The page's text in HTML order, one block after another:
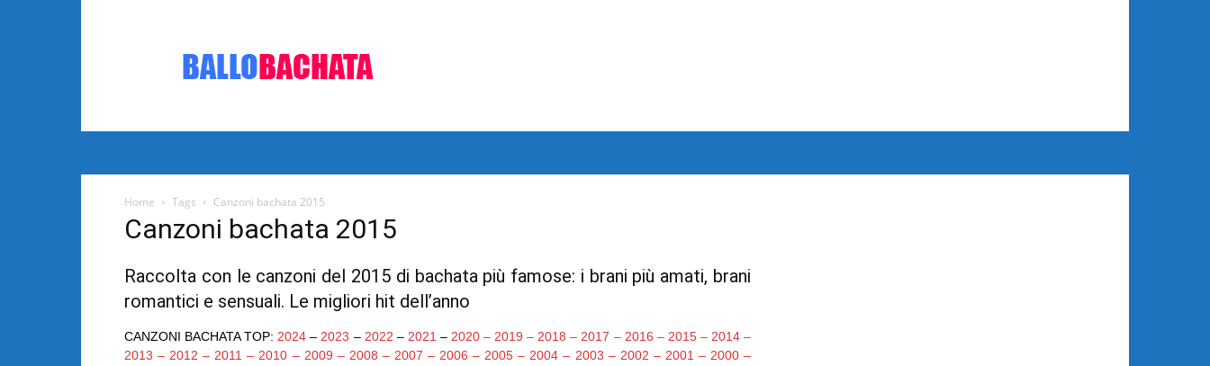
video
Home Tags Canzoni bachata 2015
Canzoni bachata 2015
Raccolta con le canzoni del 2015 di bachata più famose: i brani più amati, brani
romantici e sensuali. Le migliori hit dell’anno
CANZONI BACHATA TOP: 2024 – 2023 – 2022 – 2021 – 2020– 2019 – 2018 – 2017 – 2016 – 2015– 2014–
2013 – 2012 – 2011 – 2010 – 2009 – 2008 – 2007 – 2006 – 2005 – 2004 – 2003 – 2002 – 2001 – 2000 –